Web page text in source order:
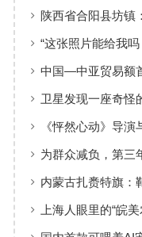
陕西省合阳县坊镇
上“金翅膀”
“这张照片能给我
求……
中国—中亚贸易额
卫星发现一座奇怪
《怦然心动》导
刀伤
为群众减负，第三
参保！
内蒙古扎赉特旗：
上海人眼里的“皖